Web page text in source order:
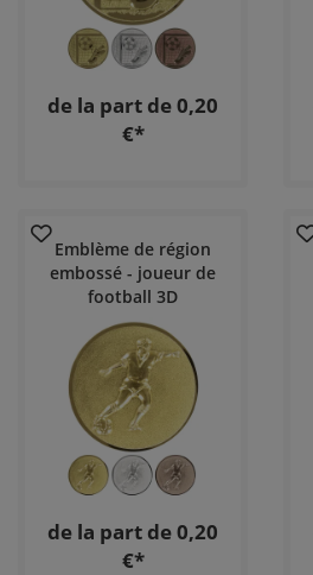
de la part de 0,20
€*
Emblème de région
embossé - joueur de
football 3D
de la part de 0,20
€*